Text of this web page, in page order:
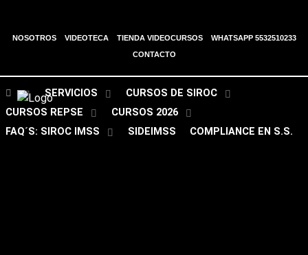
NOSOTROS VIDEOTECA TIENDA VIDEOCURSOS
WHATSAPP 5532510233
CONTACTO
SERVICIOS
CURSOS DE SIROC
CURSOS REPSE
CURSOS 2026
FAQ´S: SIROC IMSS
SIDEIMSS COMPLIANCE EN S.S.